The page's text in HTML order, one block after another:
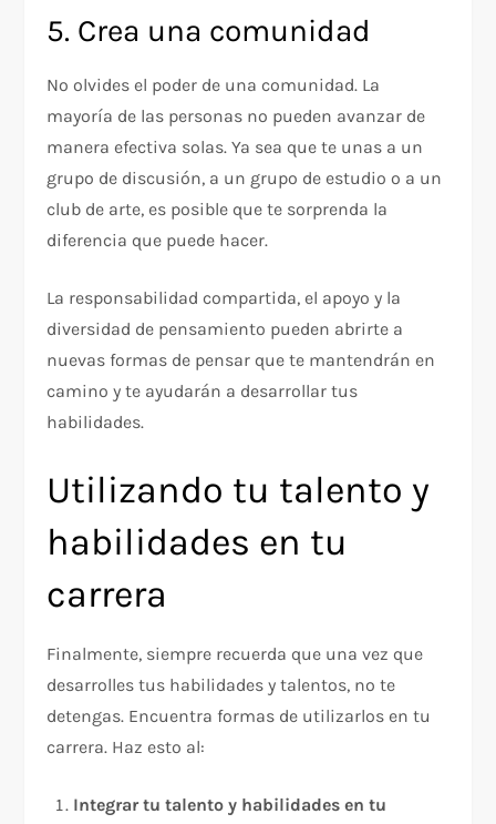
5. Crea una comunidad
No olvides el poder de una comunidad. La
mayoría de las personas no pueden avanzar de
manera efectiva solas. Ya sea que te unas a un
grupo de discusión, a un grupo de estudio o a un
club de arte, es posible que te sorprenda la
diferencia que puede hacer.
La responsabilidad compartida, el apoyo y la
diversidad de pensamiento pueden abrirte a
nuevas formas de pensar que te mantendrán en
camino y te ayudarán a desarrollar tus
habilidades.
Utilizando tu talento y
habilidades en tu
carrera
Finalmente, siempre recuerda que una vez que
desarrolles tus habilidades y talentos, no te
detengas. Encuentra formas de utilizarlos en tu
carrera. Haz esto al:
Integrar tu talento y habilidades en tu